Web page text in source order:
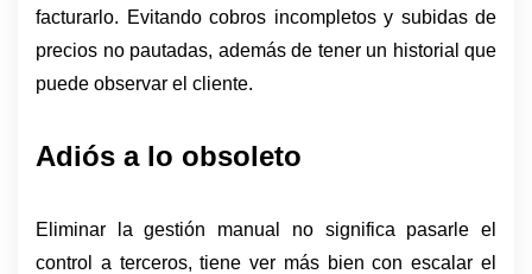
facturarlo. Evitando cobros incompletos y subidas de
precios no pautadas, además de tener un historial que
puede observar el cliente.
Adiós a lo obsoleto
Eliminar la gestión manual no significa pasarle el
control a terceros, tiene ver más bien con escalar el